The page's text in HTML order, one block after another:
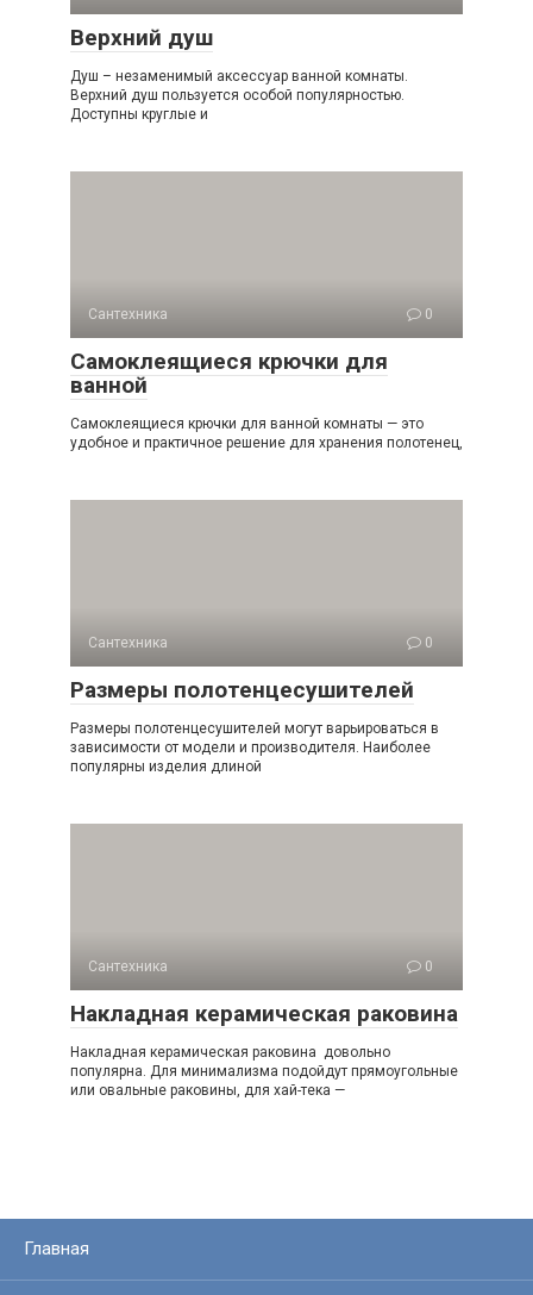
Верхний душ
Душ – незаменимый аксессуар ванной комнаты.
Верхний душ пользуется особой популярностью.
Доступны круглые и
Сантехника 0
Самоклеящиеся крючки для
ванной
Самоклеящиеся крючки для ванной комнаты — это
удобное и практичное решение для хранения полотенец,
Сантехника 0
Размеры полотенцесушителей
Размеры полотенцесушителей могут варьироваться в
зависимости от модели и производителя. Наиболее
популярны изделия длиной
Сантехника 0
Накладная керамическая раковина
Накладная керамическая раковина довольно
популярна. Для минимализма подойдут прямоугольные
или овальные раковины, для хай-тека —
Главная